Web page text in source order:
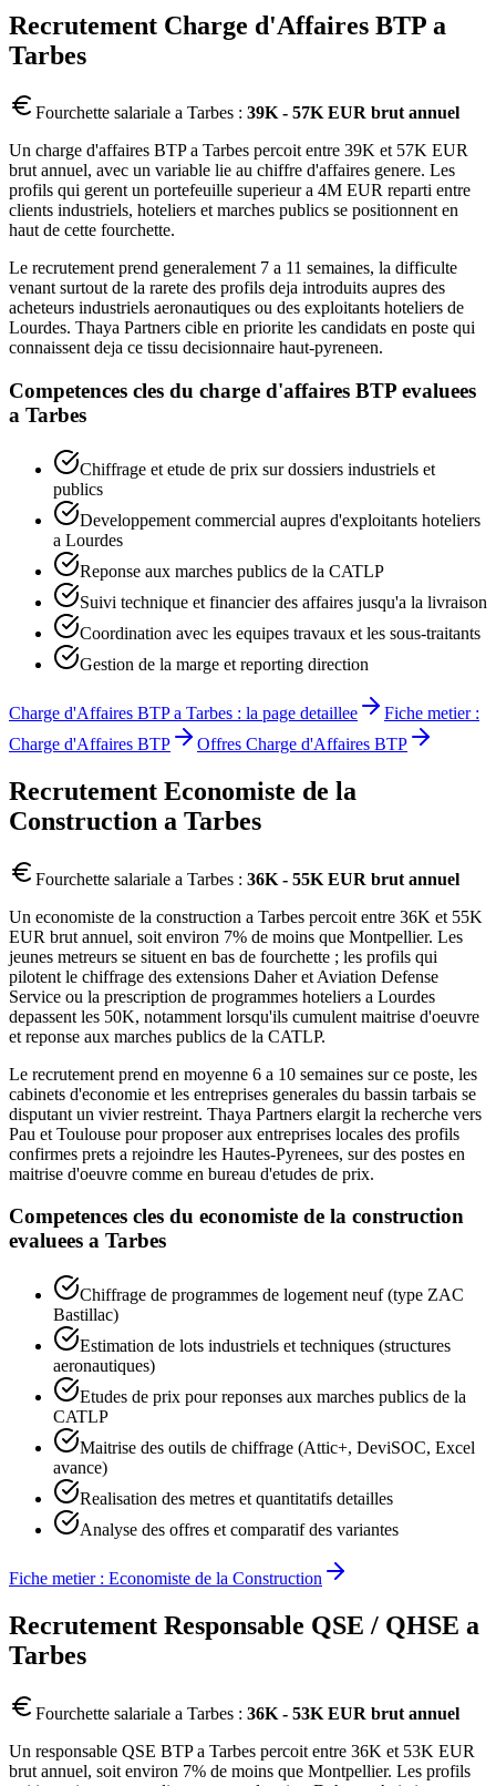
Recrutement Charge d'Affaires BTP a
Tarbes
Fourchette salariale a Tarbes : 39K - 57K EUR brut annuel
Un charge d'affaires BTP a Tarbes percoit entre 39K et 57K EUR
brut annuel, avec un variable lie au chiffre d'affaires genere. Les
profils qui gerent un portefeuille superieur a 4M EUR reparti entre
clients industriels, hoteliers et marches publics se positionnent en
haut de cette fourchette.
Le recrutement prend generalement 7 a 11 semaines, la difficulte
venant surtout de la rarete des profils deja introduits aupres des
acheteurs industriels aeronautiques ou des exploitants hoteliers de
Lourdes. Thaya Partners cible en priorite les candidats en poste qui
connaissent deja ce tissu decisionnaire haut-pyreneen.
Competences cles du charge d'affaires BTP evaluees
a Tarbes
Chiffrage et etude de prix sur dossiers industriels et
publics
Developpement commercial aupres d'exploitants hoteliers
a Lourdes
Reponse aux marches publics de la CATLP
Suivi technique et financier des affaires jusqu'a la livraison
Coordination avec les equipes travaux et les sous-traitants
Gestion de la marge et reporting direction
Charge d'Affaires BTPa Tarbes : la page detaillee
Fiche metier :
Charge d'Affaires BTP
Offres Charge d'Affaires BTP
Recrutement Economiste de la
Construction a Tarbes
Fourchette salariale a Tarbes : 36K - 55K EUR brut annuel
Un economiste de la construction a Tarbes percoit entre 36K et 55K
EUR brut annuel, soit environ 7% de moins que Montpellier. Les
jeunes metreurs se situent en bas de fourchette ; les profils qui
pilotent le chiffrage des extensions Daher et Aviation Defense
Service ou la prescription de programmes hoteliers a Lourdes
depassent les 50K, notamment lorsqu'ils cumulent maitrise d'oeuvre
et reponse aux marches publics de la CATLP.
Le recrutement prend en moyenne 6 a 10 semaines sur ce poste, les
cabinets d'economie et les entreprises generales du bassin tarbais se
disputant un vivier restreint. Thaya Partners elargit la recherche vers
Pau et Toulouse pour proposer aux entreprises locales des profils
confirmes prets a rejoindre les Hautes-Pyrenees, sur des postes en
maitrise d'oeuvre comme en bureau d'etudes de prix.
Competences cles du economiste de la construction
evaluees a Tarbes
Chiffrage de programmes de logement neuf (type ZAC
Bastillac)
Estimation de lots industriels et techniques (structures
aeronautiques)
Etudes de prix pour reponses aux marches publics de la
CATLP
Maitrise des outils de chiffrage (Attic+, DeviSOC, Excel
avance)
Realisation des metres et quantitatifs detailles
Analyse des offres et comparatif des variantes
Fiche metier : Economiste de la Construction
Recrutement Responsable QSE / QHSE a
Tarbes
Fourchette salariale a Tarbes : 36K - 53K EUR brut annuel
Un responsable QSE BTP a Tarbes percoit entre 36K et 53K EUR
brut annuel, soit environ 7% de moins que Montpellier. Les profils